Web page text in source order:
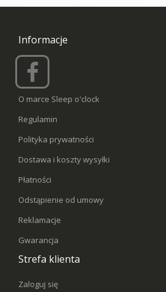
Informacje
O marce Sleep o'clock
Regulamin
Polityka prywatności
Dostawa i koszty wysyłki
Płatności
Odstąpienie od umowy
Reklamacje
Gwarancja
Strefa klienta
Zaloguj się